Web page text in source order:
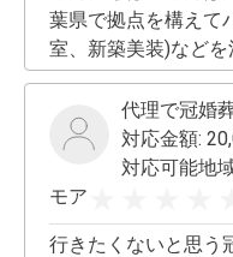
葉県で拠点を構えて
室、新築美装)などを活
行などもお任せ下さ
リティやアフターフ
ます。 よろしく
代理で冠婚
対応金額:
対応可能地
モア
行きたくないと思う